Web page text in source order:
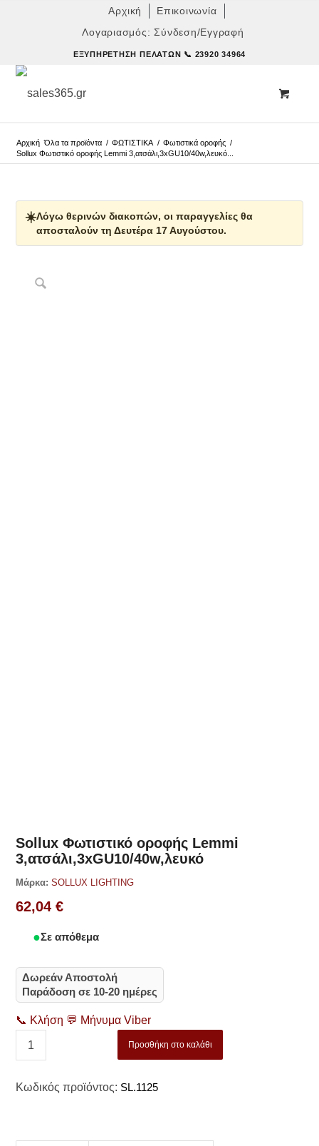
Αρχική
Επικοινωνία
Λογαριασμός: Σύνδεση/Εγγραφή
ΕΞΥΠΗΡΈΤΗΣΗ ΠΕΛΑΤΏΝ 📞 23920 34964
Αρχική Όλα τα προϊόντα / ΦΩΤΙΣΤΙΚΑ / Φωτιστικά οροφής /
Sollux Φωτιστικό οροφής Lemmi 3,ατσάλι,3xGU10/40w,λευκό...
☀️Λόγω θερινών διακοπών, οι παραγγελίες θα
αποσταλούν τη Δευτέρα 17 Αυγούστου.
Sollux Φωτιστικό οροφής Lemmi
3,ατσάλι,3xGU10/40w,λευκό
Μάρκα: SOLLUX LIGHTING
62,04€
Σε απόθεμα
Δωρεάν Αποστολή
Παράδοση σε 10-20 ημέρες
📞 Κλήση 💬 Μήνυμα Viber
Προσθήκη στο καλάθι
Κωδικός προϊόντος: SL.1125